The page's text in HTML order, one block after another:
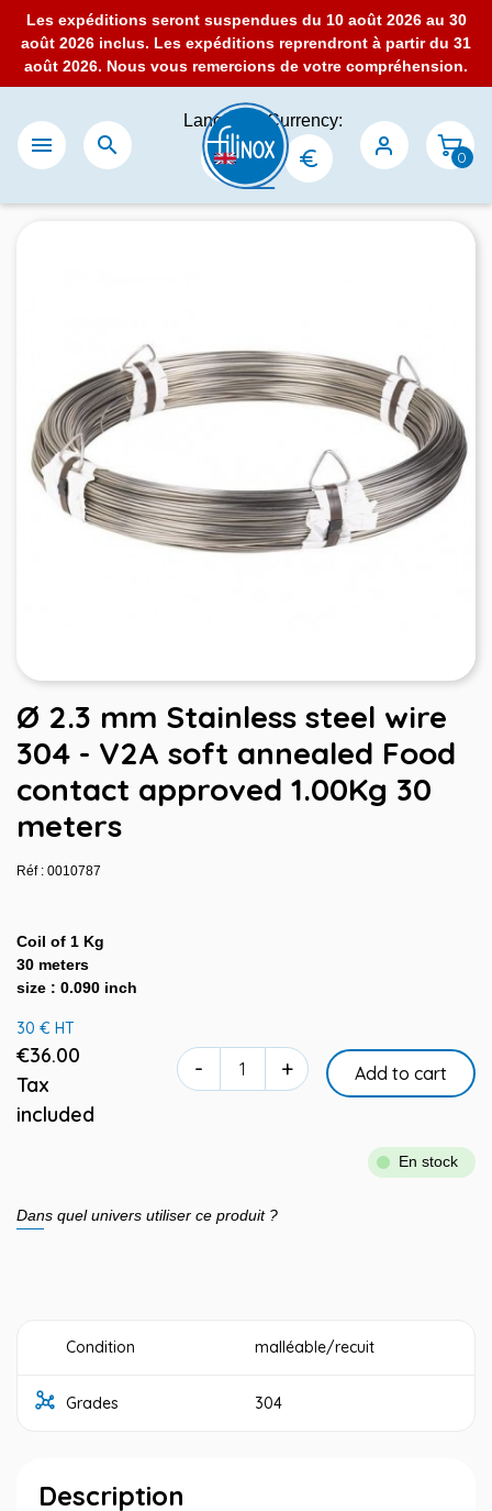
Les expéditions seront suspendues du 10 août 2026 au 30
août 2026 inclus. Les expéditions reprendront à partir du 31
août 2026. Nous vous remercions de votre compréhension.
 
Language:Currency:
0
Ø 2.3 mm Stainless steel wire
304 - V2A soft annealed Food
contact approved 1.00Kg 30
meters
Réf : 0010787
Coil of 1 Kg
30 meters
size : 0.090 inch
30 € HT
€36.00
Tax
included
- + Add to cart
En stock
Dans quel univers utiliser ce produit ?
Condition malléable/recuit
Grades 304
Description